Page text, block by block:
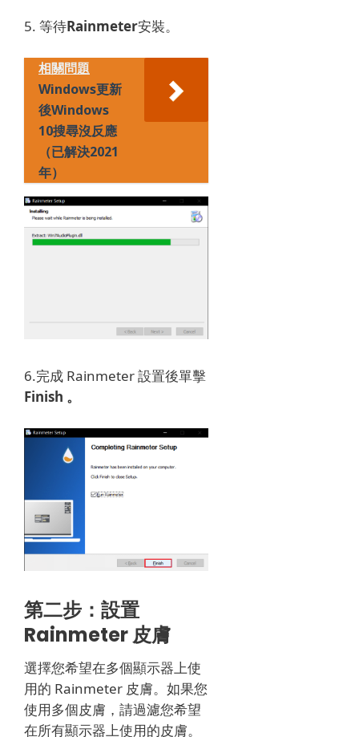
5. 等待Rainmeter安裝。
相關問題
Windows更新
後Windows
10搜尋沒反應
（已解決2021
年）
6.完成 Rainmeter 設置後單擊
Finish 。
第二步：設置
Rainmeter 皮膚
選擇您希望在多個顯示器上使
用的 Rainmeter 皮膚。 如果您
使用多個皮膚，請過濾您希望
在所有顯示器上使用的皮膚。